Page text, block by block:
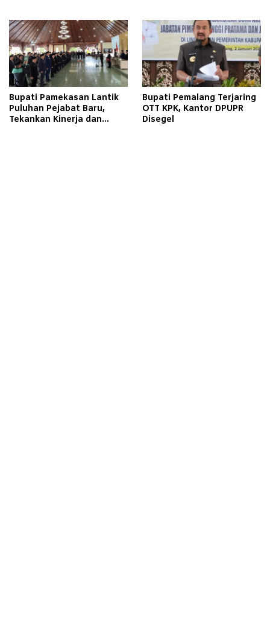
Bupati Pamekasan Lantik
Puluhan Pejabat Baru,
Tekankan Kinerja dan
Bupati Pemalang Terjaring
OTT KPK, Kantor DPUPR
Disegel